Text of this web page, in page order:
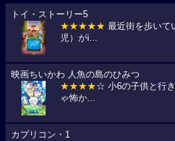
トイ・ストーリー5
★★★★★ 最近街を歩いて
児）がi...
映画ちいかわ 人魚の島のひみつ
★★★★☆ 小6の子供と行
ゃ怖か...
カプリコン・1